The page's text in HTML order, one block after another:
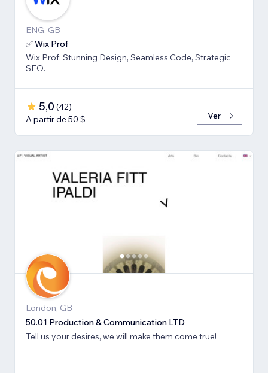
ENG, GB
✅ Wix Prof
Wix Prof: Stunning Design, Seamless Code, Strategic
SEO.
5,0 (42)
A partir de 50 $
Ver
London, GB
50.01 Production & Communication LTD
Tell us your desires, we will make them come true!